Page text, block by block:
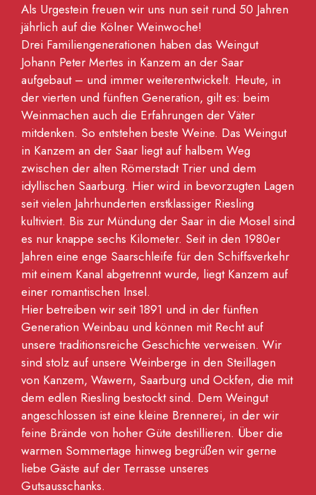
Als Urgestein freuen wir uns nun seit rund 50 Jahren
jährlich auf die Kölner Weinwoche!
Drei Familiengenerationen haben das Weingut
Johann Peter Mertes in Kanzem an der Saar
aufgebaut – und immer weiterentwickelt. Heute, in
der vierten und fünften Generation, gilt es: beim
Weinmachen auch die Erfahrungen der Väter
mitdenken. So entstehen beste Weine. Das Weingut
in Kanzem an der Saar liegt auf halbem Weg
zwischen der alten Römerstadt Trier und dem
idyllischen Saarburg. Hier wird in bevorzugten Lagen
seit vielen Jahrhunderten erstklassiger Riesling
kultiviert. Bis zur Mündung der Saar in die Mosel sind
es nur knappe sechs Kilometer. Seit in den 1980er
Jahren eine enge Saarschleife für den Schiffsverkehr
mit einem Kanal abgetrennt wurde, liegt Kanzem auf
einer romantischen Insel.
Hier betreiben wir seit 1891 und in der fünften
Generation Weinbau und können mit Recht auf
unsere traditionsreiche Geschichte verweisen. Wir
sind stolz auf unsere Weinberge in den Steillagen
von Kanzem, Wawern, Saarburg und Ockfen, die mit
dem edlen Riesling bestockt sind. Dem Weingut
angeschlossen ist eine kleine Brennerei, in der wir
feine Brände von hoher Güte destillieren. Über die
warmen Sommertage hinweg begrüßen wir gerne
liebe Gäste auf der Terrasse unseres
Gutsausschanks.